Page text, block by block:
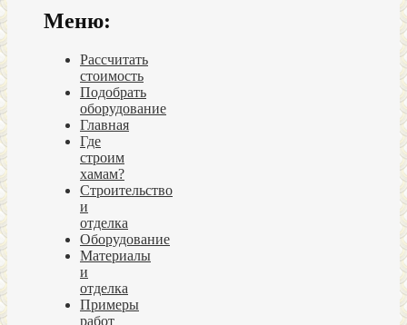
Меню:
Рассчитать
стоимость
Подобрать
оборудование
Главная
Где
строим
хамам?
Строительство
и
отделка
Оборудование
Материалы
и
отделка
Примеры
работ